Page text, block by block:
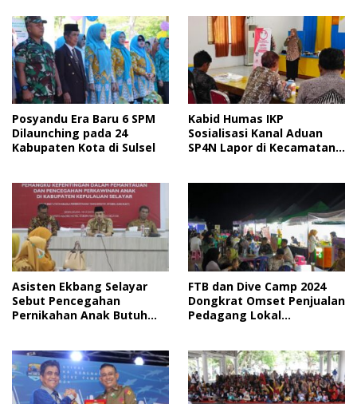
Posyandu Era Baru 6 SPM
Dilaunching pada 24
Kabupaten Kota di Sulsel
Kabid Humas IKP
Sosialisasi Kanal Aduan
SP4N Lapor di Kecamatan
Asisten Ekbang Selayar
Sebut Pencegahan
Pernikahan Anak Butuh
FTB dan Dive Camp 2024
Dongkrat Omset Penjualan
Pedagang Lokal